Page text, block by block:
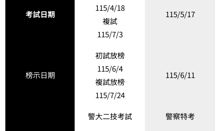
考試日期
115/4/18
複試
115/7/3
115/5/17
榜示日期
初試放榜
115/6/4
複試放榜
115/7/24
115/6/11
警大二技考試 警察特考